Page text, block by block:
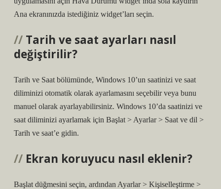
Ana ekranınızda istediğiniz widget’ları seçin.
Tarih ve saat ayarları nasıl
değiştirilir?
Tarih ve Saat bölümünde, Windows 10’un saatinizi ve saat
diliminizi otomatik olarak ayarlamasını seçebilir veya bunu
manuel olarak ayarlayabilirsiniz. Windows 10’da saatinizi ve
saat diliminizi ayarlamak için Başlat > Ayarlar > Saat ve dil >
Tarih ve saat’e gidin.
Ekran koruyucu nasıl eklenir?
Başlat düğmesini seçin, ardından Ayarlar > Kişiselleştirme >